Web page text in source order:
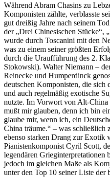
Während Abram Chasins zu
Komponisten zählte, verblasste
gut dreißig Jahre nach seinem
der „Drei Chinesischen Stücke“,
wurde durch Toscanini mit den
was zu einem seiner größten
durch die Uraufführung des 2.
Stokowski). Walter Niemann –
Reinecke und Humperdinck
deutschen Komponisten, die sich
und auch regelmäßig exotische
nutzte. Im Vorwort von Alt-China
mußt mir glauben, denn ich bin
glaube mir, wenn ich, ein
China träume.“ – was
ebenso starken Drang zur Exotik
Pianistenkomponist Cyril Scott,
legendären Grieginterpretationen
jedoch im gleichen Maße als
unter den Top 10 seiner Liste der